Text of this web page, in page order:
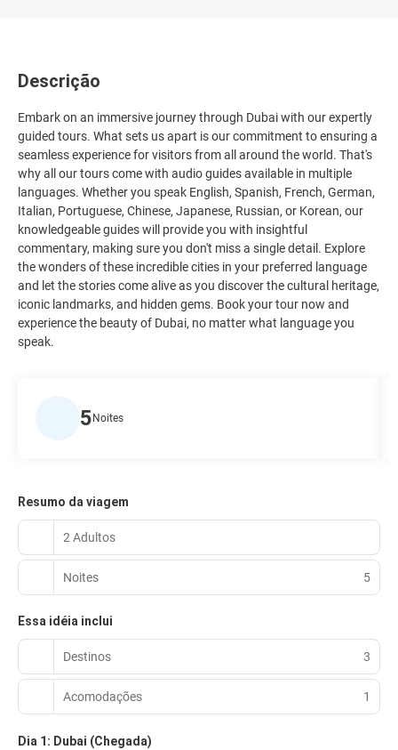
Descrição
Embark on an immersive journey through Dubai with our expertly
guided tours. What sets us apart is our commitment to ensuring a
seamless experience for visitors from all around the world. That's
why all our tours come with audio guides available in multiple
languages. Whether you speak English, Spanish, French, German,
Italian, Portuguese, Chinese, Japanese, Russian, or Korean, our
knowledgeable guides will provide you with insightful
commentary, making sure you don't miss a single detail. Explore
the wonders of these incredible cities in your preferred language
and let the stories come alive as you discover the cultural heritage,
iconic landmarks, and hidden gems. Book your tour now and
experience the beauty of Dubai, no matter what language you
speak.
5 Noites
Resumo da viagem
2 Adultos
Noites 5
Essa idéia inclui
Destinos 3
Acomodações 1
Dia 1: Dubai (Chegada)